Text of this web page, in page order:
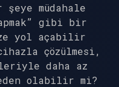
müdahale
gibi bir
yol açabilir
çözülmesi,
daha az
olabilir mi?